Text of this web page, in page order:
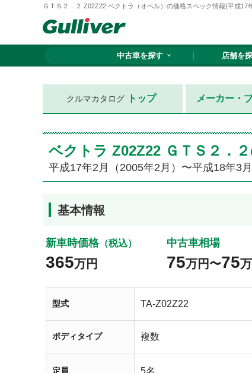
ＧＴＳ２．２ Z02Z22 ベクトラ（オペル）の価格スペック情報{平成17
中古車を探す 店舗を
クルマカタログ トップ メーカー・
ベクトラ Z02Z22 ＧＴＳ２．
平成17年2月（2005年2月）〜平成18年3月
基本情報
新車時価格（税込）
365万円
中古車相場
75万円〜75
型式 TA-Z02Z22
ボディタイプ 複数
定員 5名